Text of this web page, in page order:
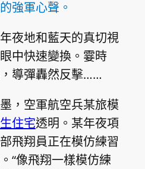
強軍心聲。
夜地和藍天的真切視
中快速變換。霎時
導彈轟然反擊……
，空軍航空兵某旅模
住宅透明。某年夜項
飛翔員正在模仿練習
“像飛翔一樣模仿練